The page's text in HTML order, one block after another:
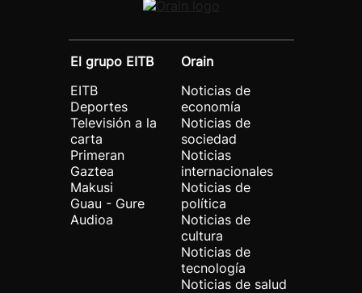
El grupo EITB
EITB
Deportes
Televisión a la
carta
Primeran
Gaztea
Makusi
Guau - Gure
Audioa
Orain
Noticias de
economía
Noticias de
sociedad
Noticias
internacionales
Noticias de
política
Noticias de
cultura
Noticias de
tecnología
Noticias de salud